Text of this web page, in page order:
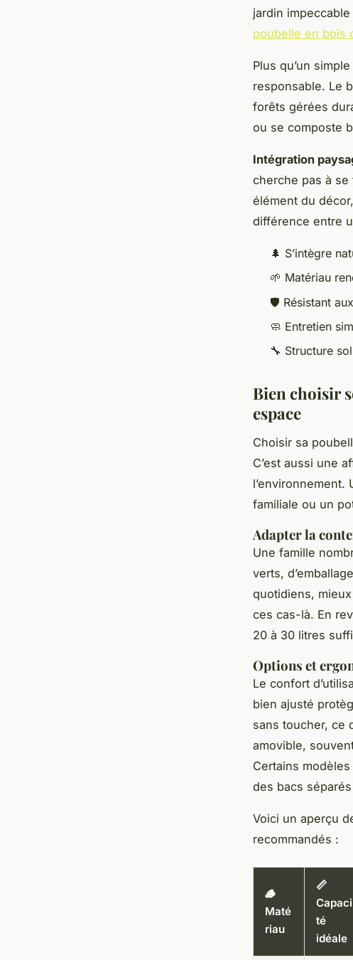
jardin
poubelle en bois
Plus qu’un
responsable. Le
forêts gérées
ou se composte
Intégration
cherche pas à se
élément du
différence entre
🌲 S’intègre
🌱 Matériau
🛡️ Résistant
🧼 Entretien
🔧 Structure
Bien choisir
espace
Choisir sa
C’est aussi une
l’environnement.
familiale ou un
Adapter la
Une famille
verts,
quotidiens,
ces cas-là. En
20 à 30 litres
Options et
Le confort
bien ajusté
sans toucher, ce
amovible,
Certains
des bacs
Voici un aperçu
recommandés :
🪵
Maté
riau
📏
Capaci
té
idéale